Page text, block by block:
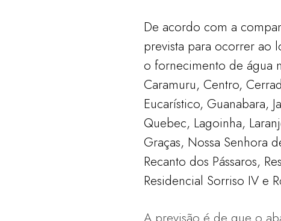
De acordo com a
prevista para ocorrer ao
o fornecimento de água
Caramuru, Centro,
Eucarístico, Guanabara,
Quebec, Lagoinha,
Graças, Nossa Senhora
Recanto dos Pássaros,
Residencial Sorriso IV e